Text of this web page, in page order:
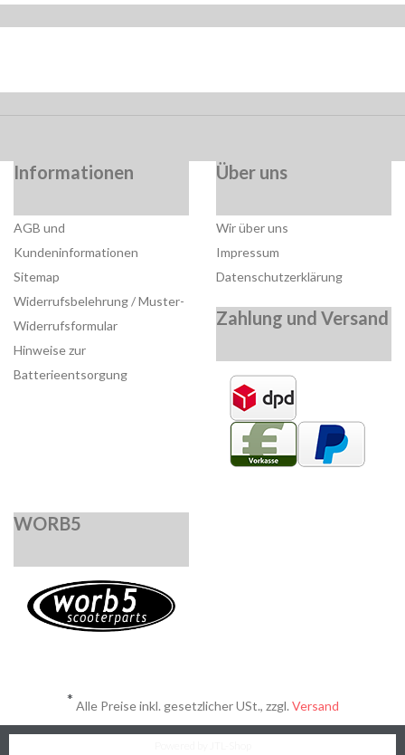
Informationen
AGB und
Kundeninformationen
Sitemap
Widerrufsbelehrung / Muster-
Widerrufsformular
Hinweise zur
Batterieentsorgung
Über uns
Wir über uns
Impressum
Datenschutzerklärung
Zahlung und Versand
WORB5
* Alle Preise inkl. gesetzlicher USt., zzgl. Versand